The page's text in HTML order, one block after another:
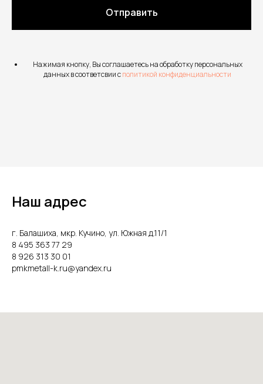
Отправить
Нажимая кнопку, Вы соглашаетесь на обработку персональных
данных в соответсвии сполитикой конфиденциальности
Наш адрес
г. Балашиха, мкр. Кучино, ул. Южная д.11/1
8 495 363 77 29
8 926 313 30 01
pmkmetall-k.ru@yandex.ru